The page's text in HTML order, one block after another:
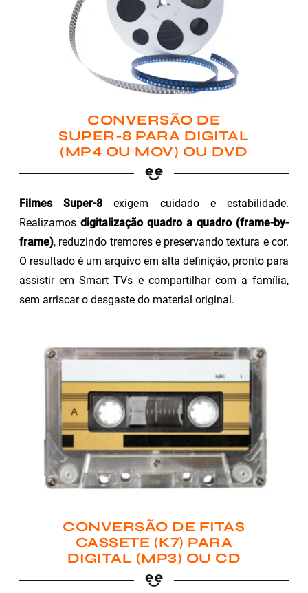
CONVERSÃO DE
SUPER-8 PARA DIGITAL
(MP4 OU MOV) OU DVD
Filmes Super-8 exigem cuidado e estabilidade.
Realizamos digitalização quadro a quadro (frame-by-
frame), reduzindo tremores e preservando textura e cor.
O resultado é um arquivo em alta definição, pronto para
assistir em Smart TVs e compartilhar com a família,
sem arriscar o desgaste do material original.
CONVERSÃO DE FITAS
CASSETE (K7) PARA
DIGITAL (MP3) OU CD